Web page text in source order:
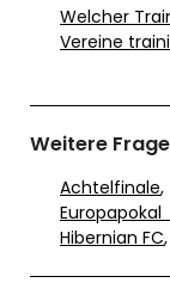
Welcher
Vereine
Weitere
Achtelfinale
Hibernian FC,